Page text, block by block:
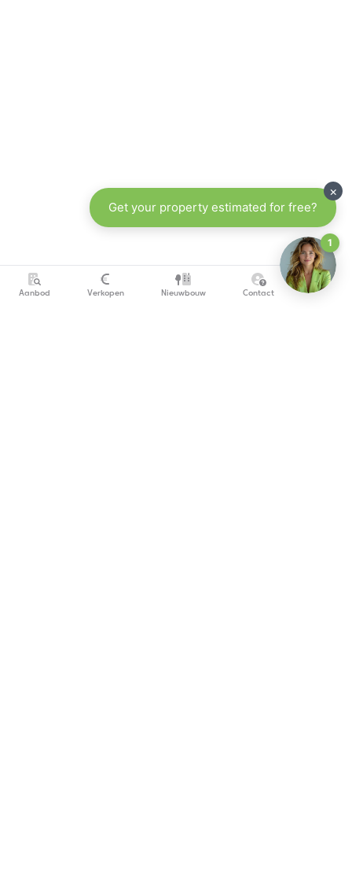
Aanbod Verkopen Nieuwbouw Contact